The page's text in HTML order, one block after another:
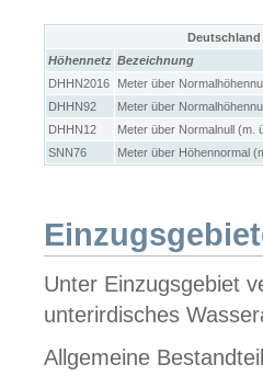
Höhennetz Bezeichnung
DHHN2016
Meter über
DHHN92
Meter über
DHHN12
Meter über Normalnull (m.
SNN76
Meter über Höhennormal
Unter Einzugsgebiet
unterirdisches
Allgemeine